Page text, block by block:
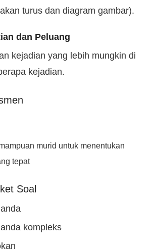
turus dan diagram gambar).
dan Peluang
kejadian yang lebih mungkin di
kejadian.
murid untuk menentukan
tepat
Soal
kompleks